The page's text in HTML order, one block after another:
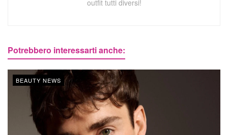
outfit tutti diversi!
Potrebbero interessarti anche:
BEAUTY NEWS